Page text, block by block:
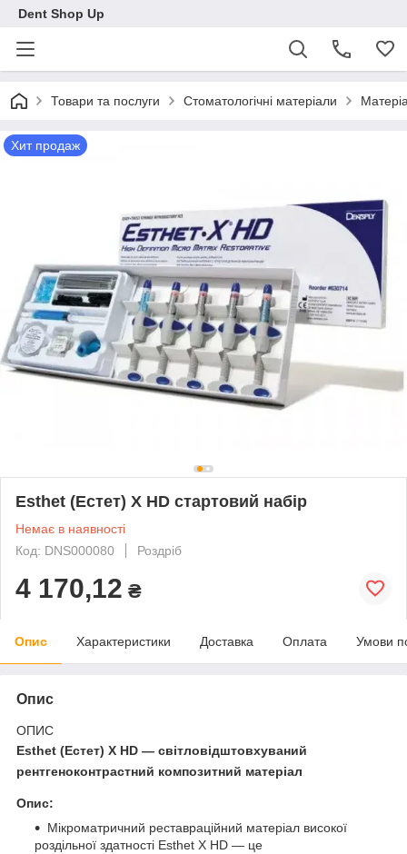
Dent Shop Up
Товари та послуги Стоматологічні матеріали
Хит продаж
Esthet (Естет) X HD стартовий набір
Немає в наявності
Код: DNS000080
Роздріб
4 170,12 ₴
Опис Характеристики Доставка Оплата Умови
Опис
ОПИС
Esthet (Естет) X HD — світловідштовхуваний
рентгеноконтрастний композитний матеріал
Опис:
Мікроматричний реставраційний матеріал високої
роздільної здатності Esthet X HD — це